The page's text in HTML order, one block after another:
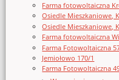
Farma fotowoltaiczna
Osiedle Mieszkaniowe,
Osiedle Mieszkaniowe,
Farma fotowoltaiczna
Farma Fotowoltaiczna
Jemiołowo 170/1
Farma Fotowoltaiczna